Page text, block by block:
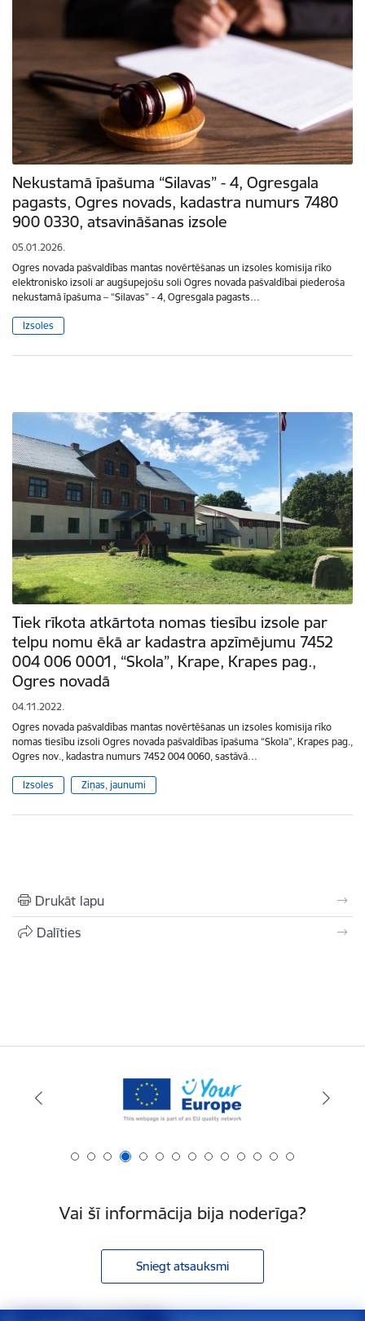
Nekustamā īpašuma “Silavas” - 4, Ogresgala
pagasts, Ogres novads, kadastra numurs 7480
900 0330, atsavināšanas izsole
05.01.2026.
Ogres novada pašvaldības mantas novērtēšanas un izsoles komisija rīko
elektronisko izsoli ar augšupejošu soli Ogres novada pašvaldībai piederoša
nekustamā īpašuma – “Silavas” - 4, Ogresgala pagasts…
Izsoles
Tiek rīkota atkārtota nomas tiesību izsole par
telpu nomu ēkā ar kadastra apzīmējumu 7452
004 006 0001, “Skola”, Krape, Krapes pag.,
Ogres novadā
04.11.2022.
Ogres novada pašvaldības mantas novērtēšanas un izsoles komisija rīko
nomas tiesību izsoli Ogres novada pašvaldības īpašuma “Skola”, Krapes pag.,
Ogres nov., kadastra numurs 7452 004 0060, sastāvā…
Izsoles Ziņas, jaunumi
Drukāt lapu
Dalīties
Vai šī informācija bija noderīga?
Sniegt atsauksmi